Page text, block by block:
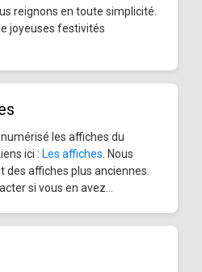
reignons en toute simplicité.
joyeuses festivités
les affiches du
ici : Les affiches . Nous
affiches plus anciennes.
si vous en avez...